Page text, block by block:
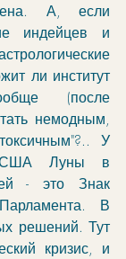
А, если
индейцев и
ли институт
(после
немодным,
У
Луны в
- это Знак
В
решений. Тут
кризис, и